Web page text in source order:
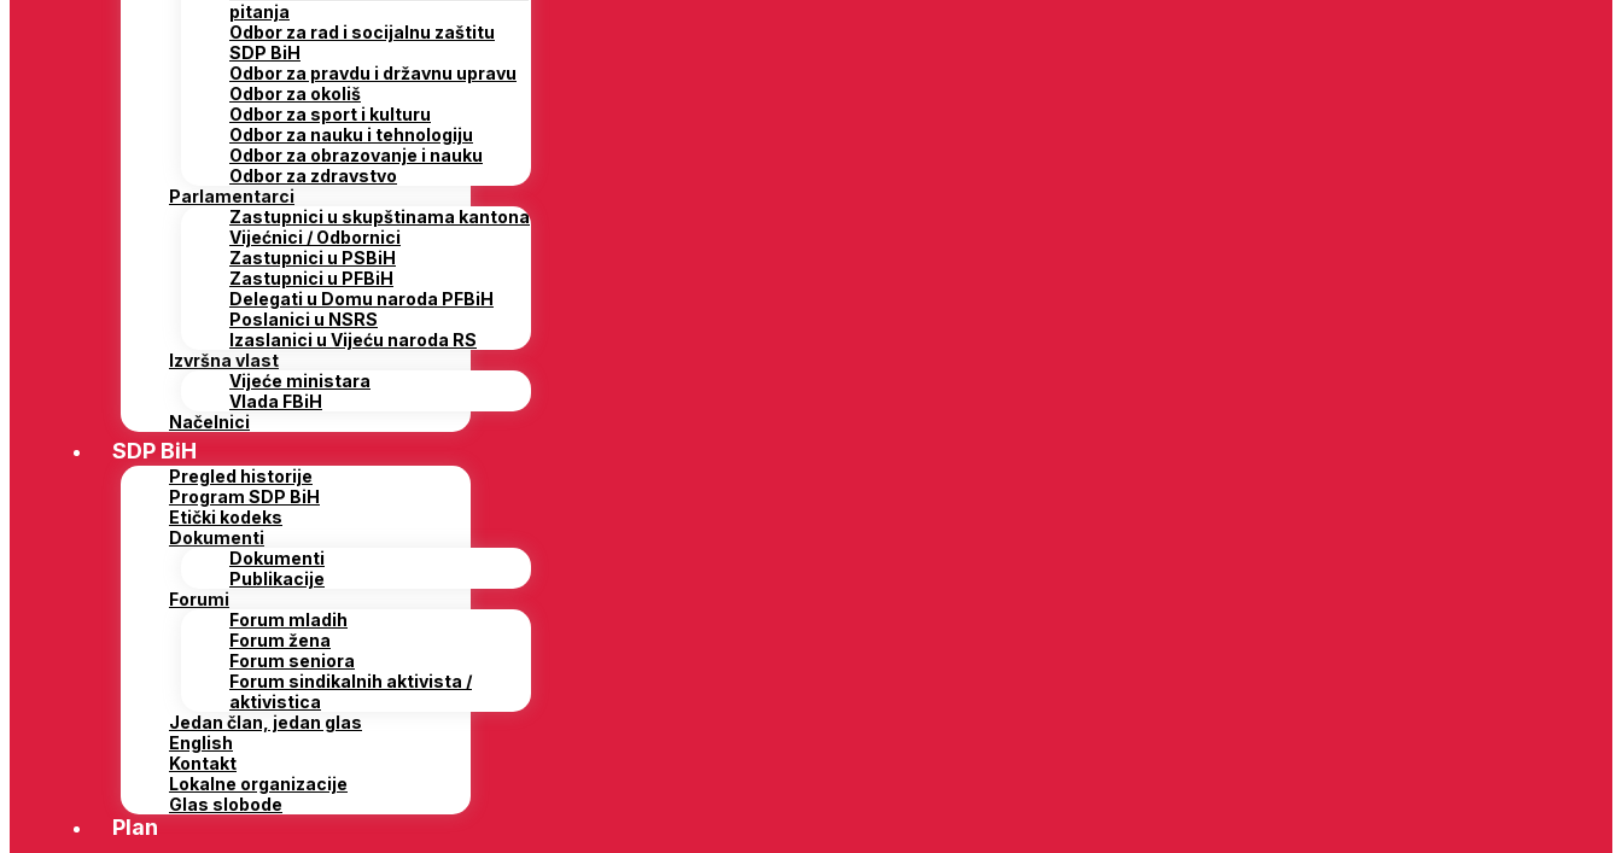
pitanja
Odbor za rad i socijalnu zaštitu
SDP BiH
Odbor za pravdu i državnu upravu
Odbor za okoliš
Odbor za sport i kulturu
Odbor za nauku i tehnologiju
Odbor za obrazovanje i nauku
Odbor za zdravstvo
Parlamentarci
Zastupnici u skupštinama kantona
Vijećnici / Odbornici
Zastupnici u PSBiH
Zastupnici u PFBiH
Delegati u Domu naroda PFBiH
Poslanici u NSRS
Izaslanici u Vijeću naroda RS
Izvršna vlast
Vijeće ministara
Vlada FBiH
Načelnici
SDP BiH
Pregled historije
Program SDP BiH
Etički kodeks
Dokumenti
Dokumenti
Publikacije
Forumi
Forum mladih
Forum žena
Forum seniora
Forum sindikalnih aktivista /
aktivistica
Jedan član, jedan glas
English
Kontakt
Lokalne organizacije
Glas slobode
Plan